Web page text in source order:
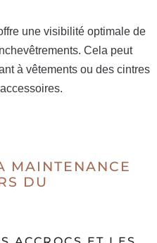
une visibilité optimale de
Cela peut
à vêtements ou des cintres
MAINTENANCE
DU